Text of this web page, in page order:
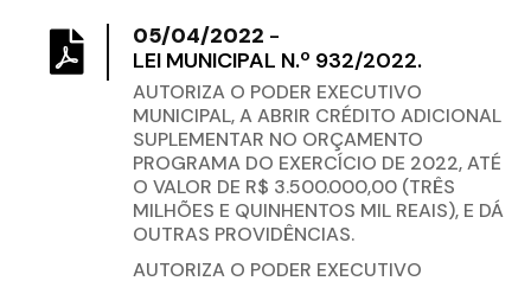
05/04/2022 -
LEI MUNICIPAL N.º 932/2022.
AUTORIZA O PODER EXECUTIVO
MUNICIPAL, A ABRIR CRÉDITO ADICIONAL
SUPLEMENTAR NO ORÇAMENTO
PROGRAMA DO EXERCÍCIO DE 2022, ATÉ
O VALOR DE R$ 3.500.000,00 (TRÊS
MILHÕES E QUINHENTOS MIL REAIS), E DÁ
OUTRAS PROVIDÊNCIAS.
AUTORIZA O PODER EXECUTIVO